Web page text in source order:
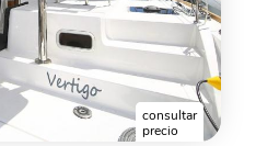
consultar
precio